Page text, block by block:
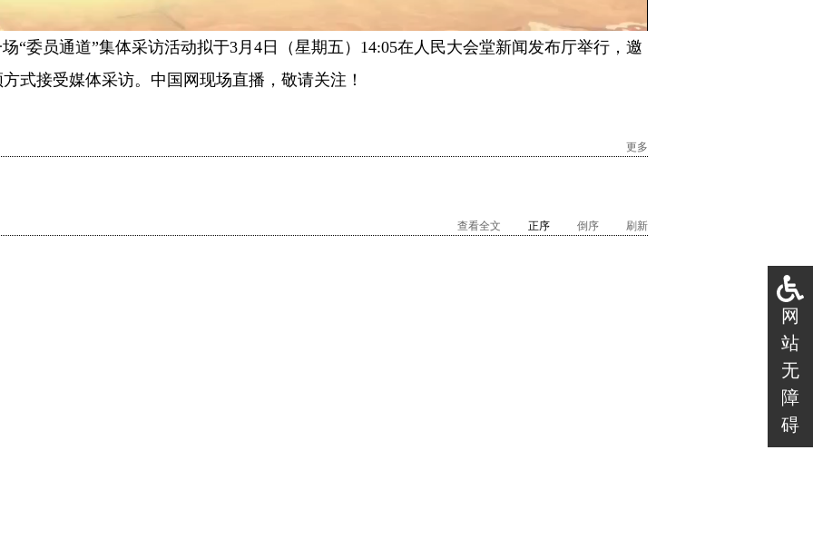
in-
Picture
“委员通道”集体采访活动拟于3月4日（星期五）14:05在人民大会堂新闻发布厅举行，邀
式接受媒体采访。中国网现场直播，敬请关注！
更多
查看全文 正序 倒序 刷新
网
站
无
障
碍